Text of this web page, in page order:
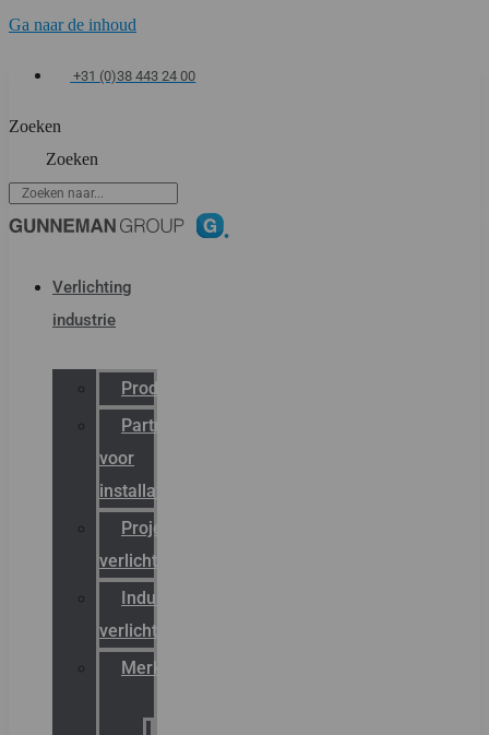
Ga naar de inhoud
+31 (0)38 443 24 00
Zoeken
Zoeken
Verlichting
industrie
Productcatalogus
Partner
voor
installateurs
Projectreferenties
verlichting
Industriële
verlichting
Merken